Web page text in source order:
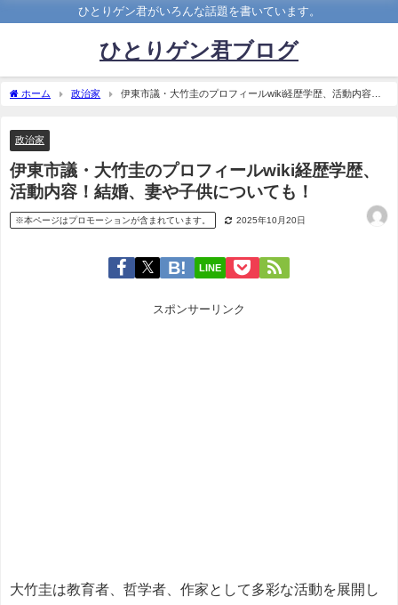
ひとりゲン君がいろんな話題を書いています。
ひとりゲン君ブログ
ホーム 政治家
伊東市議・大竹圭のプロフィールwiki経歴学歴、活動内容！
政治家
伊東市議・大竹圭のプロフィールwiki経歴学歴、
活動内容！結婚、妻や子供についても！
※本ページはプロモーションが含まれています。 2025年10月20日
LINE
スポンサーリンク
大竹圭は教育者、哲学者、作家として多彩な活動を展開し